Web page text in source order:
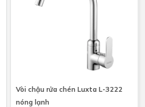
Vòi chậu rửa chén Luxta L-3222
nóng lạnh